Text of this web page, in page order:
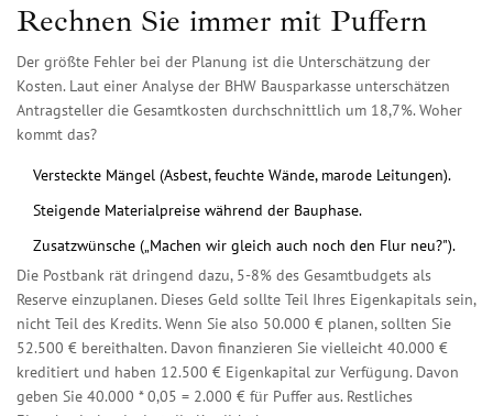
Rechnen Sie immer mit Puffern
Der größte Fehler bei der Planung ist die Unterschätzung der
Kosten. Laut einer Analyse der BHW Bausparkasse unterschätzen
Antragsteller die Gesamtkosten durchschnittlich um 18,7%. Woher
kommt das?
Versteckte Mängel (Asbest, feuchte Wände, marode Leitungen).
Steigende Materialpreise während der Bauphase.
Zusatzwünsche („Machen wir gleich auch noch den Flur neu?").
Die Postbank rät dringend dazu, 5-8% des Gesamtbudgets als
Reserve einzuplanen. Dieses Geld sollte Teil Ihres Eigenkapitals sein,
nicht Teil des Kredits. Wenn Sie also 50.000 € planen, sollten Sie
52.500 € bereithalten. Davon finanzieren Sie vielleicht 40.000 €
kreditiert und haben 12.500 € Eigenkapital zur Verfügung. Davon
geben Sie 40.000 * 0,05 = 2.000 € für Puffer aus. Restliches